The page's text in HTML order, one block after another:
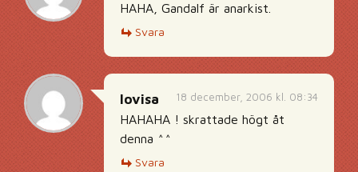
HAHA, Gandalf är anarkist.
Svara
18 december, 2006 kl. 08:34
lovisa
HAHAHA ! skrattade högt åt
denna ^^
Svara